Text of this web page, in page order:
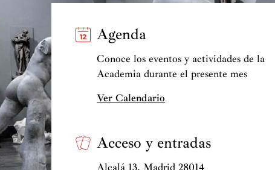
Agenda
Conoce los eventos y actividades de la
Academia durante el presente mes
Ver Calendario
Acceso y entradas
Alcalá 13. Madrid 28014